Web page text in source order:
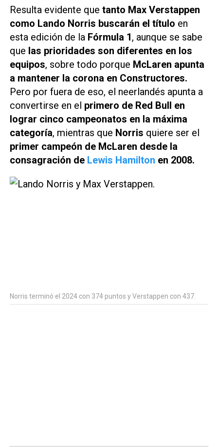
Resulta evidente que tanto Max Verstappen
como Lando Norris buscarán el título en
esta edición de la Fórmula 1, aunque se sabe
que las prioridades son diferentes en los
equipos, sobre todo porque McLaren apunta
a mantener la corona en Constructores.
Pero por fuera de eso, el neerlandés apunta a
convertirse en el primero de Red Bull en
lograr cinco campeonatos en la máxima
categoría, mientras que Norris quiere ser el
primer campeón de McLaren desde la
consagración de Lewis Hamilton en 2008.
Norris terminó el 2024 con 374 puntos y Verstappen con 437.